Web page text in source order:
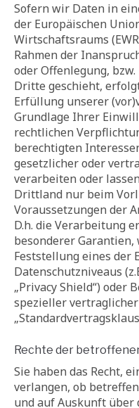
Sofern wir Daten in
der Europäischen
Wirtschaftsraums
Rahmen der
oder Offenlegung,
Dritte geschieht,
Erfüllung unserer
Grundlage Ihrer
rechtlichen
berechtigten
gesetzlicher oder
verarbeiten oder
Drittland nur beim
Voraussetzungen der
D.h. die Verarbeitung
besonderer
Feststellung eines der
Datenschutzniveaus
„Privacy Shield“) oder
spezieller
Rechte der
Sie haben das Recht,
verlangen, ob
und auf Auskunft über